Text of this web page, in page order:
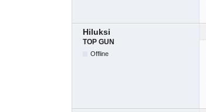
Hiluksi
TOP GUN
Offline